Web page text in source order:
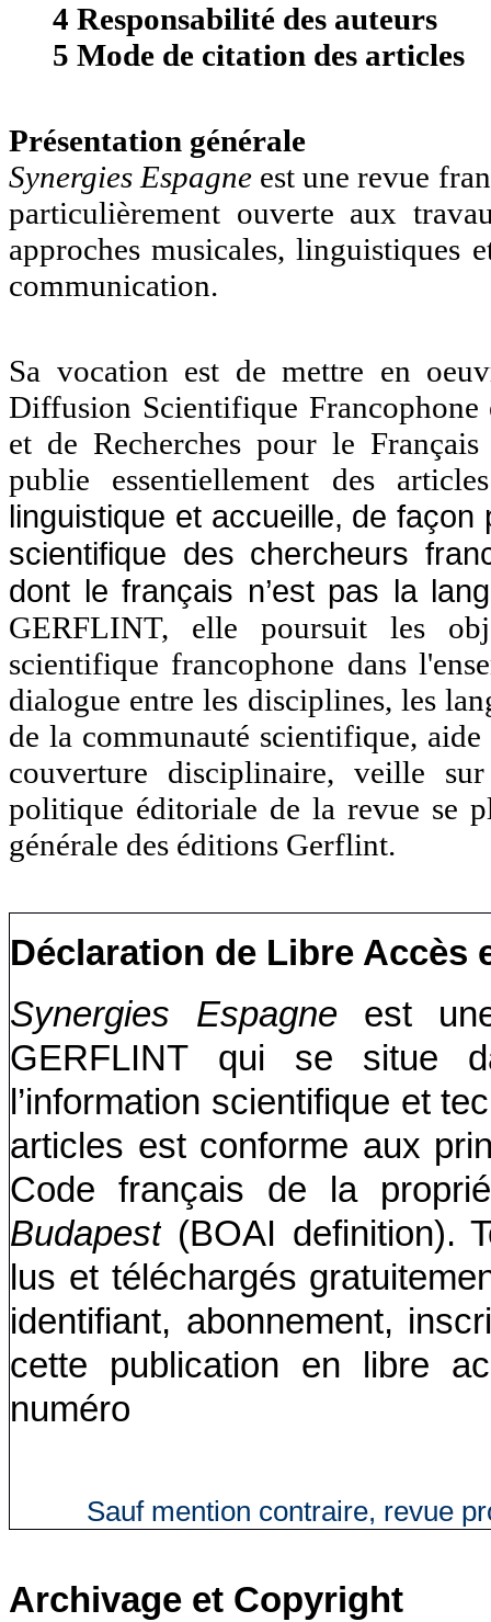
4 Responsabilité des auteurs
5 Mode de citation des articles
Présentation générale
Synergies Espagne est une revue
particulièrement ouverte aux
approches musicales, linguistiques
communication.
Sa vocation est de mettre en
Diffusion Scientifique Francophone
et de Recherches pour le
publie essentiellement des
linguistique et accueille, de
scientifique des chercheurs
dont le français n’est pas la
GERFLINT, elle poursuit les
scientifique francophone dans
dialogue entre les disciplines, les
de la communauté scientifique,
couverture disciplinaire, veille
politique éditoriale de la revue se
générale des éditions Gerflint.
Déclaration de Libre Accès
Synergies Espagne est
GERFLINT qui se situe
l’information scientifique et
articles est conforme aux
Code français de la
Budapest (BOAI definition).
lus et téléchargés
identifiant, abonnement,
cette publication en libre
numéro
Sauf mention contraire, revue
Archivage et Copyright